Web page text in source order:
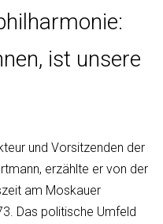
ist unsere
und Vorsitzenden der
erzählte er von der
am Moskauer
Das politische Umfeld